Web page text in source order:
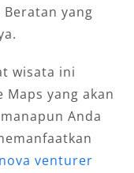
yang
wisata ini
Maps yang akan
Anda
venturer